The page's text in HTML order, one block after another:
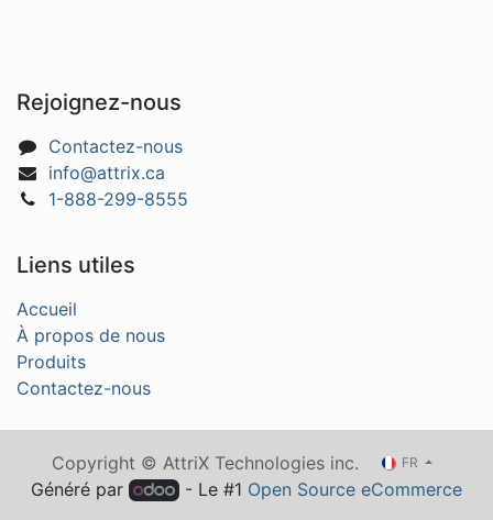
Rejoignez-nous
Contactez-nous
info@attrix.ca
1-888-299-8555
Liens utiles
Accueil
À propos de nous
Produits
Contactez-nous
Copyright © AttriX Technologies inc. FR
Généré par - Le #1 Open Source eCommerce